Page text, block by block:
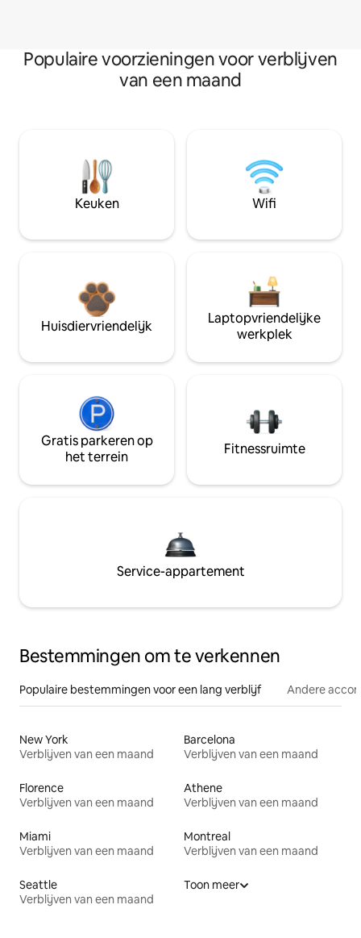
Populaire voorzieningen voor verblijven
van een maand
Keuken Wifi
Huisdiervriendelijk
Laptopvriendelijke
werkplek
Gratis parkeren op
het terrein
Fitnessruimte
Service-appartement
Bestemmingen om te verkennen
Populaire bestemmingen voor een lang verblijf Andere
New York
Verblijven van een maand
Barcelona
Verblijven van een maand
Florence
Verblijven van een maand
Athene
Verblijven van een maand
Miami
Verblijven van een maand
Montreal
Verblijven van een maand
Seattle
Verblijven van een maand
Toon meer